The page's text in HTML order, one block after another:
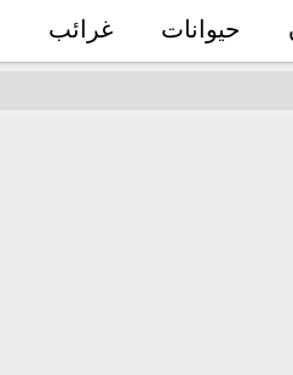
حيوانات غرائب